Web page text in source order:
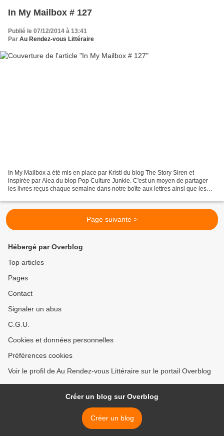
In My Mailbox # 127
Publié le 07/12/2014 à 13:41
Par Au Rendez-vous Littéraire
In My Mailbox a été mis en place par Kristi du blog The Story Siren et
inspirée par Alea du blop Pop Culture Junkie. C'est un moyen de partager
les livres reçus chaque semaine dans notre boîte aux lettres ainsi que les
Page suivante >
Hébergé par Overblog
Top articles
Pages
Contact
Signaler un abus
C.G.U.
Cookies et données personnelles
Préférences cookies
Voir le profil de Au Rendez-vous Littéraire sur le portail Overblog
Créer un blog sur Overblog
Créer un blog